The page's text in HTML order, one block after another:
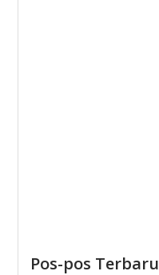
Pos-pos Terbaru